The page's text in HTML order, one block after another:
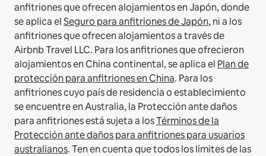
anfitriones que ofrecen alojamientos en Japón, donde
se aplica elSeguro para anfitriones de Japón, ni a los
anfitriones que ofrecen alojamientos a través de
Airbnb Travel LLC. Para los anfitriones que ofrecieron
alojamientos en China continental, se aplica el Plan de
protección para anfitriones en China. Para los
anfitriones cuyo país de residencia o establecimiento
se encuentre en Australia, la Protección ante daños
para anfitriones está sujeta a losTérminos de la
Protección ante daños para anfitriones para usuarios
australianos. Ten en cuenta que todos los límites de las